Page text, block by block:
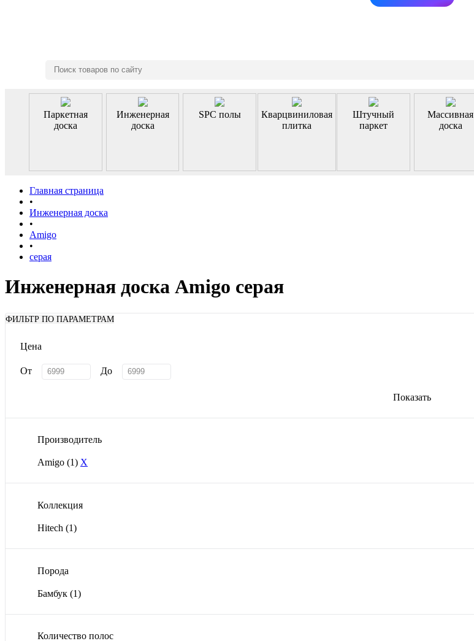
Паркетная
доска
Инженерная
доска
SPC полы
Кварцвиниловая
плитка
Штучный
паркет
Массивная
доска
Главная страница
•
Инженерная доска
•
Amigo
•
серая
Инженерная доска Amigo серая
ФИЛЬТР ПО ПАРАМЕТРАМ
Цена
От До
Показать
Производитель
Amigo (1) X
Коллекция
Hitech (1)
Порода
Бамбук (1)
Количество полос